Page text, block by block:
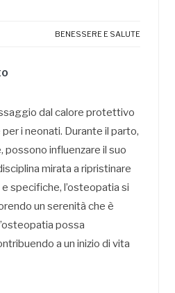
BENESSERE E SALUTE
dal calore protettivo
i neonati. Durante il parto,
possono influenzare il suo
mirata a ripristinare
specifiche, l’osteopatia si
un serenità che è
possa
a un inizio di vita